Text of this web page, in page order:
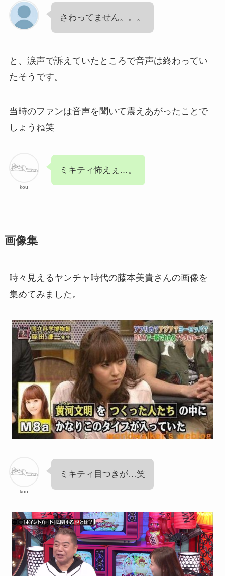
さわってません。。。
と、涙声で訴えていたところで音声は終わってい
たそうです。
当時のファンは音声を聞いて震えあがったことで
しょうね笑
kou
ミキティ怖えぇ…。
画像集
時々見えるヤンチャ時代の藤本美貴さんの画像を
集めてみました。
kou
ミキティ目つきが…笑